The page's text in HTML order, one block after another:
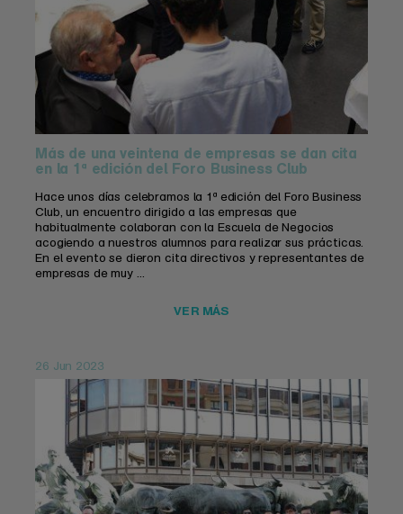
Más de una veintena de empresas se dan cita
en la 1ª edición del Foro Business Club
Hace unos días celebramos la 1ª edición del Foro Business
Club, un encuentro dirigido a las empresas que
habitualmente colaboran con la Escuela de Negocios
acogiendo a nuestros alumnos para realizar sus prácticas.
En el evento se dieron cita directivos y representantes de
empresas de muy ...
VER MÁS
26 Jun 2023